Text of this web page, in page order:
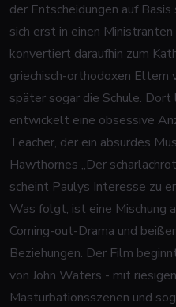
der Entscheidungen auf
sich erst in einen
konvertiert daraufhin zum
griechisch-orthodoxen
später sogar die Schule.
entwickelt eine obsessive
Teacher, der ein absurdes
Hawthornes „Der
scheint Paulys Interesse zu
Was folgt, ist eine Mischung
Coming-out-Drama und
Beziehungen. Der Film
von John Waters - mit
Masturbationsszenen und